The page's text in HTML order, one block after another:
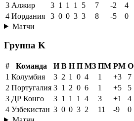
3 Алжир 3 1 1 1 5 7 -2
4
4 Иордания 3 0 0 3 3 8 -5
0
Матчи
Группа K
# Команда И В Н П МЗ ПМ РМ О
1 Колумбия 3 2 1 0 4 1 +3
7
2 Португалия 3 1 2 0 6 1 +5
5
3 ДР Конго 3 1 1 1 4 3 +1
4
4 Узбекистан 3 0 0 3 2 11 -9
0